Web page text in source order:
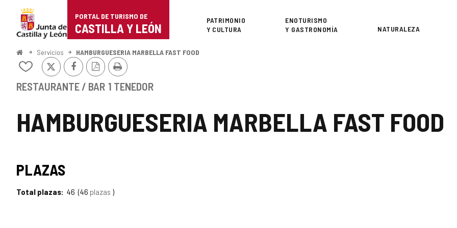
Portal
de
Turismo
Castilla
León
PORTAL DE TURISMO DE
CASTILLA Y LEÓN
Superior
PATRIMONIO
Y CULTURA
ENOTURISMO
Y GASTRONOMÍA
NATURALEZA
InicioServicios HAMBURGUESERIA MARBELLA FAST FOOD
HAMBURGUESERIA MARBELLA FAST FOOD
Añadir/quitar
mis
X FacebookVersión
PDF
Imprimir
RESTAURANTE / BAR 1 TENEDOR
PLAZAS
Total plazas 46 46 plazas